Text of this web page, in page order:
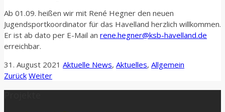
Ab 01.09. heißen wir mit René Hegner den neuen
Jugendsportkoordinator für das Havelland herzlich willkommen.
Er ist ab dato per E-Mail an rene.hegner@ksb-havelland.de
erreichbar.
31. August 2021 Aktuelle News, Aktuelles, Allgemein
Zurück Weiter